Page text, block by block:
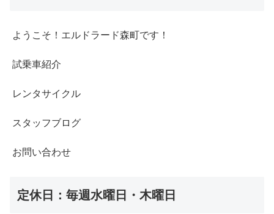
ようこそ！エルドラード森町です！
試乗車紹介
レンタサイクル
スタッフブログ
お問い合わせ
定休日：毎週水曜日・木曜日